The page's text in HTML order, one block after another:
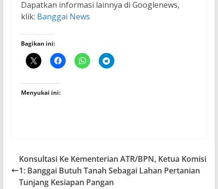
Dapatkan informasi lainnya di Googlenews,
klik: Banggai News
Bagikan ini:
Menyukai ini:
Konsultasi Ke Kementerian ATR/BPN, Ketua Komisi
1: Banggai Butuh Tanah Sebagai Lahan Pertanian
Tunjang Kesiapan Pangan